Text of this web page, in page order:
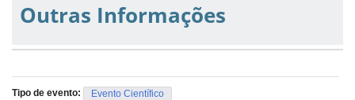
Outras Informações
Tipo de evento: Evento Científico